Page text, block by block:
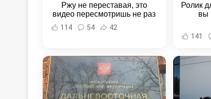
Ржу не переставая, это
видео пересмотришь не раз
114 54 42
Ролик
вы
141